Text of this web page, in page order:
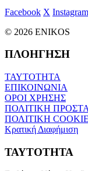
Facebook X Instagram
© 2026 ENIKOS
ΠΛΟΗΓΗΣΗ
ΤΑΥΤΟΤΗΤΑ
ΕΠΙΚΟΙΝΩΝΙΑ
ΟΡΟΙ ΧΡΗΣΗΣ
ΠΟΛΙΤΙΚΗ
ΠΟΛΙΤΙΚΗ
Κρατική Διαφήμιση
ΤΑΥΤΟΤΗΤΑ